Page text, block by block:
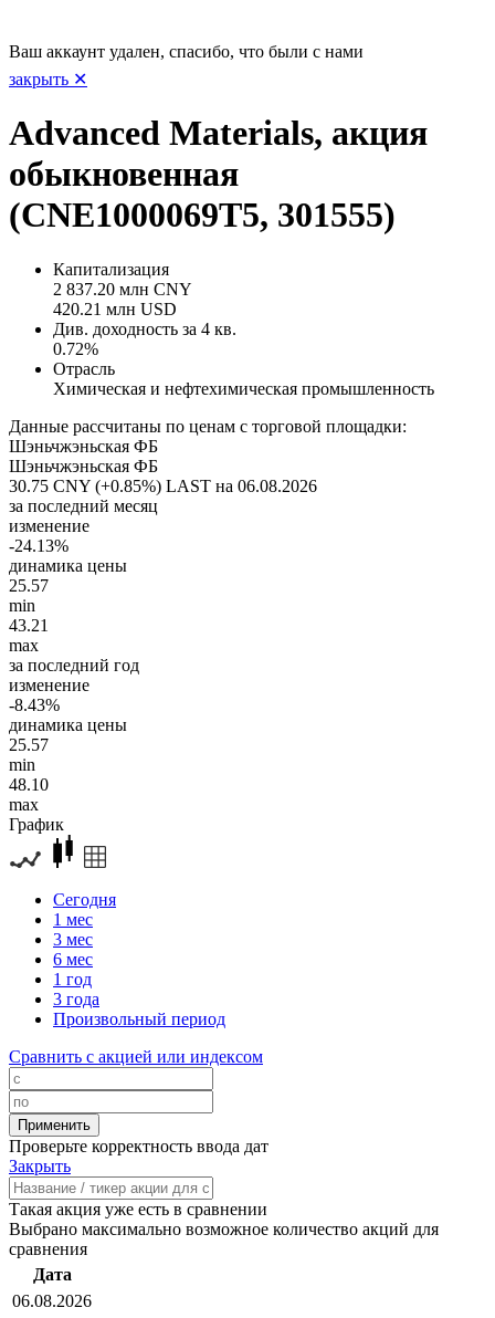
Ваш аккаунт удален, спасибо, что были с нами
закрыть ✕
Advanced Materials, акция
обыкновенная
(CNE1000069T5, 301555)
Капитализация
2 837.20 млн CNY
420.21 млн USD
Див. доходность за 4 кв.
0.72%
Отрасль
Химическая и нефтехимическая промышленность
Данные рассчитаны по ценам с торговой площадки:
Шэньчжэньская ФБ
Шэньчжэньская ФБ
30.75 CNY (+0.85%) LAST на 06.08.2026
за последний месяц
изменение
-24.13%
динамика цены
25.57
min
43.21
max
за последний год
изменение
-8.43%
динамика цены
25.57
min
48.10
max
График
Сегодня
1 мес
3 мес
6 мес
1 год
3 года
Произвольный период
Сравнить с акцией или индексом
Проверьте корректность ввода дат
Закрыть
Такая акция уже есть в сравнении
Выбрано максимально возможное количество акций для
сравнения
Дата
06.08.2026